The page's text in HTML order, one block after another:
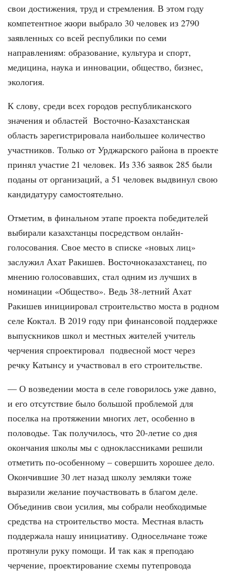
свои достижения, труд и стремления. В этом году
компетентное жюри выбрало 30 человек из 2790
заявленных со всей республики по семи
направлениям: образование, культура и спорт,
медицина, наука и инновации, общество, бизнес,
экология.
К слову, среди всех городов республиканского
значения и областей Восточно-Казахстанская
область зарегистрировала наибольшее количество
участников. Только от Урджарского района в проекте
принял участие 21 человек. Из 336 заявок 285 были
поданы от организаций, а 51 человек выдвинул свою
кандидатуру самостоятельно.
Отметим, в финальном этапе проекта победителей
выбирали казахстанцы посредством онлайн-
голосования. Свое место в списке «новых лиц»
заслужил Ахат Ракишев. Восточноказахстанец, по
мнению голосовавших, стал одним из лучших в
номинации «Общество». Ведь 38-летний Ахат
Ракишев инициировал строительство моста в родном
селе Коктал. В 2019 году при финансовой поддержке
выпускников школ и местных жителей учитель
черчения спроектировал подвесной мост через
речку Катынсу и участвовал в его строительстве.
— О возведении моста в селе говорилось уже давно,
и его отсутствие было большой проблемой для
поселка на протяжении многих лет, особенно в
половодье. Так получилось, что 20-летие со дня
окончания школы мы с одноклассниками решили
отметить по-особенному – совершить хорошее дело.
Окончившие 30 лет назад школу земляки тоже
выразили желание поучаствовать в благом деле.
Объединив свои усилия, мы собрали необходимые
средства на строительство моста. Местная власть
поддержала нашу инициативу. Односельчане тоже
протянули руку помощи. И так как я преподаю
черчение, проектирование схемы путепровода